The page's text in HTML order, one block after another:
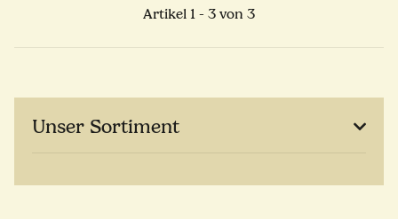
Artikel 1 - 3 von 3
Unser Sortiment